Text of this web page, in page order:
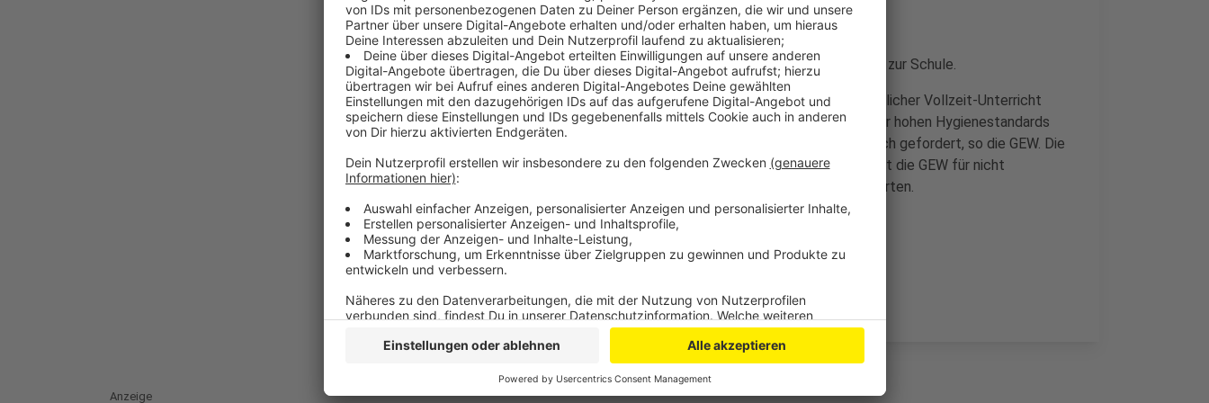
Und auch in den Förderschulen gehen die Jüngsten wieder normal zur Schule.
Die Lehrer-Gewerkschaft GEW bezweifelt stark, dass ein tatsächlicher Vollzeit-Unterricht
möglich ist. Durch deutlich erhöhten Kontrollbedarf bei den weiter hohen Hygienestandards
sei das sowieso schon unzureichende Lehrpersonal noch zusätzlich gefordert, so die GEW. Die
vom Ministerium veranschlagten 20% Ausfall der Risikogruppe hält die GEW für nicht
realistisch. Sie spricht von 20 bis 50% Ausfall an manchen Standorten.
Anzeige
Anzeige